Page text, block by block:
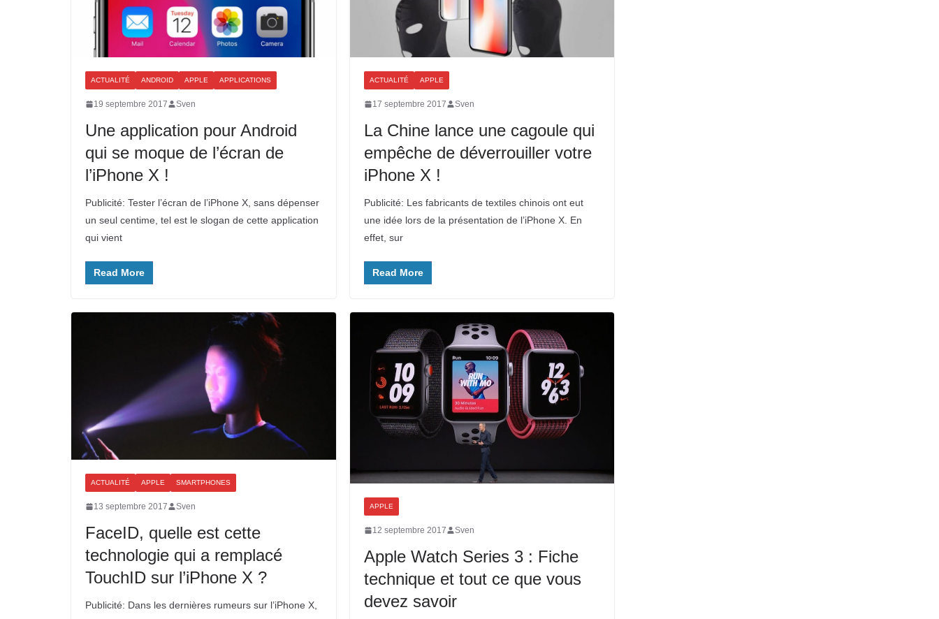
ACTUALITÉ ANDROID APPLE APPLICATIONS
19 septembre 2017 Sven
Une application pour Android
qui se moque de l’écran de
l’iPhone X !
Publicité: Tester l’écran de l’iPhone X, sans dépenser
un seul centime, tel est le slogan de cette application
qui vient
Read More
ACTUALITÉ APPLE
17 septembre 2017 Sven
La Chine lance une cagoule qui
empêche de déverrouiller votre
iPhone X !
Publicité: Les fabricants de textiles chinois ont eut
une idée lors de la présentation de l’iPhone X. En
effet, sur
Read More
ACTUALITÉ APPLE SMARTPHONES
13 septembre 2017 Sven
FaceID, quelle est cette
technologie qui a remplacé
TouchID sur l’iPhone X ?
Publicité: Dans les dernières rumeurs sur l’iPhone X,
APPLE
12 septembre 2017 Sven
Apple Watch Series 3 : Fiche
technique et tout ce que vous
devez savoir